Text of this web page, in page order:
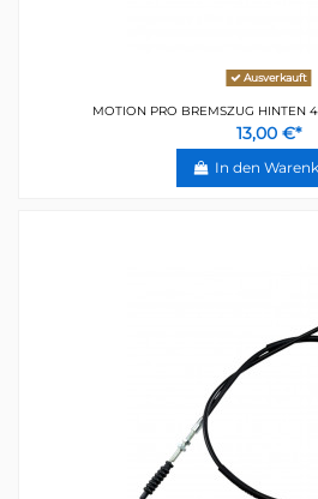
Ausverkauft
MOTION PRO BREMSZUG HINTEN
13,00 €*
In den